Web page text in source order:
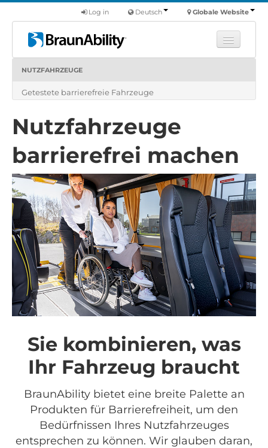
Globale Website
Deutsch
Log in
Produkte
Über uns
Finde einen Händler
NUTZFAHRZEUGE
Getestete barrierefreie Fahrzeuge
Nutzfahrzeuge
barrierefrei machen
Sie kombinieren, was
Ihr Fahrzeug braucht
BraunAbility bietet eine breite Palette an
Produkten für Barrierefreiheit, um den
Bedürfnissen Ihres Nutzfahrzeuges
entsprechen zu können. Wir glauben daran,